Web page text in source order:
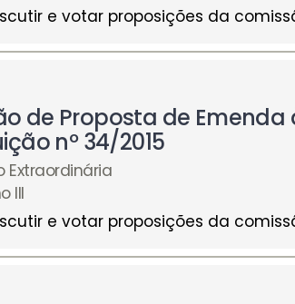
e votar proposições da
de Proposta de Emenda
nº 34/2015
Extraordinária
III
e votar proposições da